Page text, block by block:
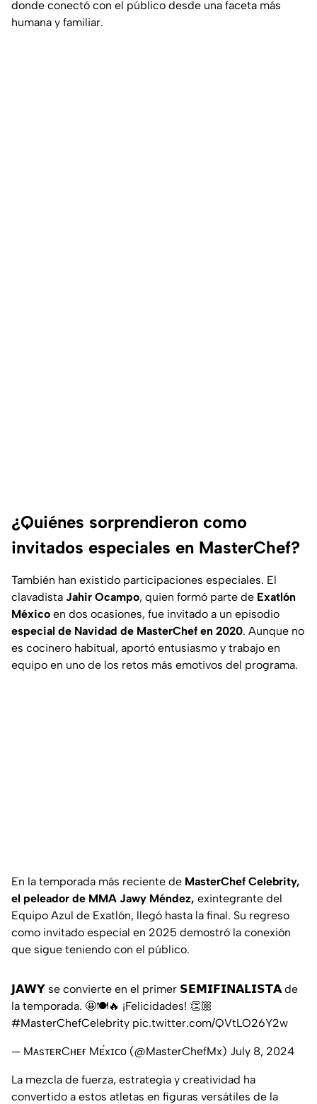
donde conectó con el público desde una faceta más
humana y familiar.
¿Quiénes sorprendieron como
invitados especiales en MasterChef?
También han existido participaciones especiales. El
clavadista Jahir Ocampo, quien formó parte de Exatlón
México en dos ocasiones, fue invitado a un episodio
especial de Navidad de MasterChef en 2020. Aunque no
es cocinero habitual, aportó entusiasmo y trabajo en
equipo en uno de los retos más emotivos del programa.
En la temporada más reciente de MasterChef Celebrity,
el peleador de MMA Jawy Méndez, exintegrante del
Equipo Azul de Exatlón, llegó hasta la final. Su regreso
como invitado especial en 2025 demostró la conexión
que sigue teniendo con el público.
𝗝𝗔𝗪𝗬 se convierte en el primer 𝗦𝗘𝗠𝗜𝗙𝗜𝗡𝗔𝗟𝗜𝗦𝗧𝗔 de
la temporada. 🤩🍽️🔥 ¡Felicidades! 👏🏼
#MasterChefCelebrity pic.twitter.com/QVtLO26Y2w
— MᴀsᴛᴇʀCʜᴇғ Mᴇ́xɪᴄᴏ (@MasterChefMx) July 8, 2024
La mezcla de fuerza, estrategia y creatividad ha
convertido a estos atletas en figuras versátiles de la